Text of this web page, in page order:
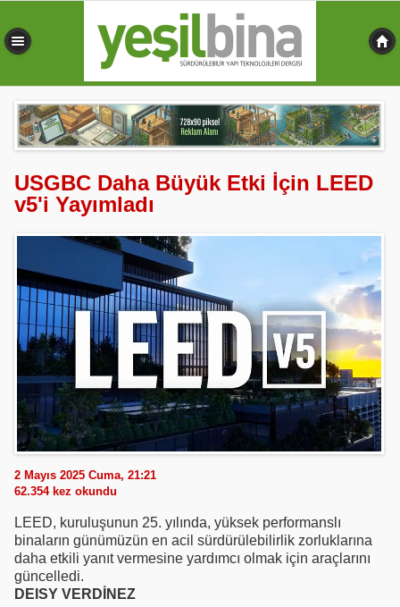
USGBC Daha Büyük Etki İçin LEED
v5'i Yayımladı
2 Mayıs 2025 Cuma, 21:21
62.354kez okundu
LEED, kuruluşunun 25. yılında, yüksek performanslı
binaların günümüzün en acil sürdürülebilirlik zorluklarına
daha etkili yanıt vermesine yardımcı olmak için araçlarını
güncelledi.
DEISY VERDİNEZ
0,461 sn